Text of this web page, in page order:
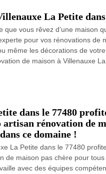
La Petite dans
vous rêvez d’une maison
pour vos rénovations de
même les décorations de
de maison à Villenauxe
dans le 77480
artisan rénovation de
ce domaine !
La Petite dans le 77480
de maison pas chère pour
avec des équipes